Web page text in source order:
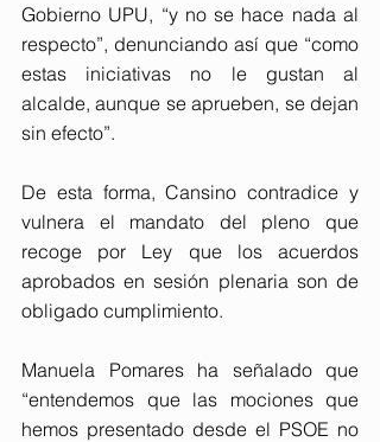
Gobierno UPU, “y no se hace nada al
respecto”, denunciando así que “como
estas iniciativas no le gustan al
alcalde, aunque se aprueben, se dejan
sin efecto”.
De esta forma, Cansino contradice y
vulnera el mandato del pleno que
recoge por Ley que los acuerdos
aprobados en sesión plenaria son de
obligado cumplimiento.
Manuela Pomares ha señalado que
“entendemos que las mociones que
hemos presentado desde el PSOE no